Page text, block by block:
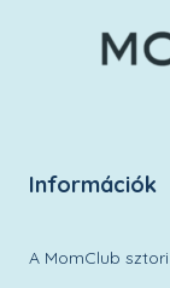
Információk
A MomClub sztori